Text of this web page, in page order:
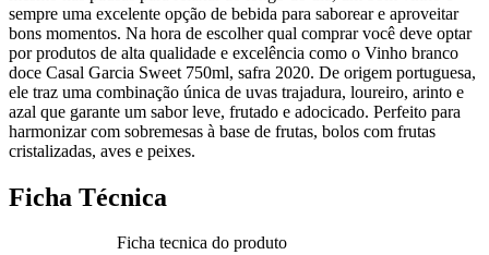
sempre uma excelente opção de bebida para saborear e aproveitar
bons momentos. Na hora de escolher qual comprar você deve optar
por produtos de alta qualidade e excelência como o Vinho branco
doce Casal Garcia Sweet 750ml, safra 2020. De origem portuguesa,
ele traz uma combinação única de uvas trajadura, loureiro, arinto e
azal que garante um sabor leve, frutado e adocicado. Perfeito para
harmonizar com sobremesas à base de frutas, bolos com frutas
cristalizadas, aves e peixes.
Ficha Técnica
Ficha tecnica do produto